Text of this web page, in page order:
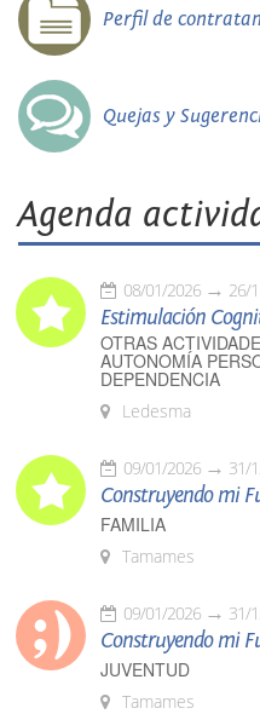
Perfil de
Quejas y
Agenda
08/01/2026 26/
Estimulación
OTRAS
AUTONOMÍA
DEPENDENCIA
Ledesma
09/01/2026 31/
Construyendo mi
FAMILIA
Tamames
09/01/2026 31/
Construyendo mi
JUVENTUD
Tamames